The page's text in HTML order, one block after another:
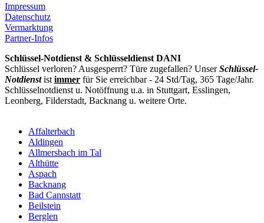
Impressum
Datenschutz
Vermarktung
Partner-Infos
Schlüssel-Notdienst & Schlüsseldienst DANI
Schlüssel verloren? Ausgesperrt? Türe zugefallen? UnserSchlüssel-
Notdienstist immer für Sie erreichbar - 24 Std/Tag, 365 Tage/Jahr.
Schlüsselnotdienst u. Notöffnung u.a. in Stuttgart, Esslingen,
Leonberg, Filderstadt, Backnang u. weitere Orte.
Affalterbach
Aldingen
Allmersbach im Tal
Althütte
Aspach
Backnang
Bad Cannstatt
Beilstein
Berglen